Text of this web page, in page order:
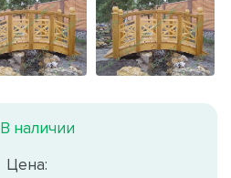
В наличии
Цена: